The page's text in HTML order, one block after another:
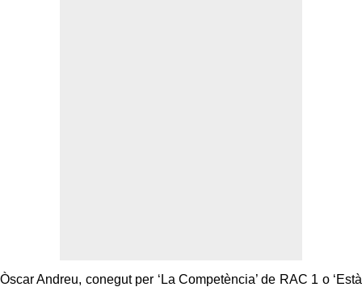
Òscar Andreu, conegut per ‘La Competència’ de RAC 1 o ‘Està